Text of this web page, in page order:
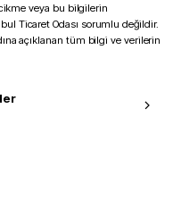
veya bu bilgilerin
Ticaret Odası sorumlu değildir.
açıklanan tüm bilgi ve verilerin